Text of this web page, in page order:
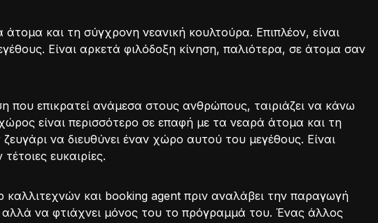
και τη σύγχρονη νεανική κουλτούρα. Επιπλέον, είναι
Είναι αρκετά φιλόδοξη κίνηση, παλιότερα, σε άτομα σαν
που επικρατεί ανάμεσα στους ανθρώπους, ταιριάζει να κάνω
είναι περισσότερο σε επαφή με τα νεαρά άτομα και τη
να διευθύνει έναν χώρο αυτού του μεγέθους. Είναι
ευκαιρίες.
και booking agent πριν αναλάβει την παραγωγή
να φτιάχνει μόνος του το πρόγραμμά του. Ένας άλλος